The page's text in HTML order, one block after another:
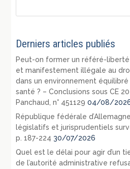
Derniers articles publiés
Peut-on former un référé-liberté
et manifestement illégale au
dans un environnement
santé ? – Conclusions sous CE
Panchaud, n° 451129 04/08/
République fédérale
législatifs et jurisprudentiels
p. 187-224 30/07/2026
Quel est le délai pour agir d’un
de l’autorité administrative